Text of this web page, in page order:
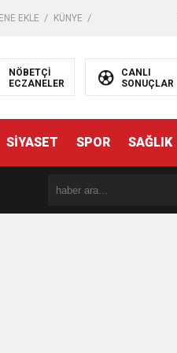
EKLE KÜNYE
NÖBETÇİ
ECZANELER
CANLI
SONUÇLAR
SİYASET SPOR SAĞLIK